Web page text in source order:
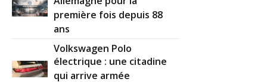
première fois depuis 88
ans
Volkswagen Polo
électrique : une citadine
qui arrive armée